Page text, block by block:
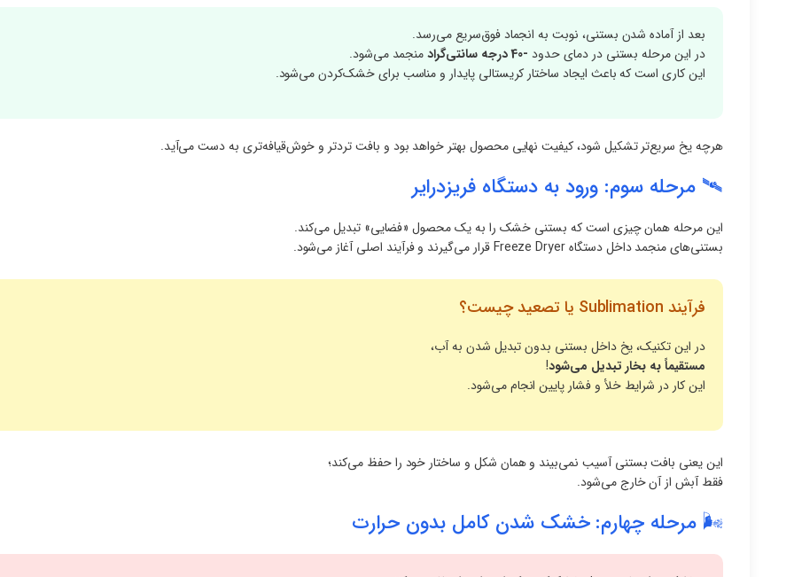
بعد از آماده شدن بستنی، نوبت به انجماد فوق‌سریع می‌رسد.
در این مرحله بستنی در دمای حدود -40 درجه سانتی‌گراد
منجمد می‌شود.
این کاری است که باعث ایجاد ساختار کریستالی پایدار و مناسب برای خشک‌کردن می‌شود.
هرچه یخ سریع‌تر تشکیل شود، کیفیت نهایی محصول بهتر خواهد بود و بافت تردتر و خوش‌قیافه‌تری به دست می‌آید.
🛰 مرحله سوم: ورود به دستگاه فریزدرایر
این مرحله همان چیزی است که بستنی خشک را به یک محصول «فضایی» تبدیل می‌کند.
بستنی‌های منجمد داخل دستگاه Freeze Dryer قرار می‌گیرند و فرآیند اصلی آغاز می‌شود.
فرآیند Sublimation یا تصعید چیست؟
در این تکنیک، یخ داخل بستنی بدون تبدیل شدن به آب،
مستقیماً به بخار تبدیل می‌شود!
این کار در شرایط خلأ و فشار پایین انجام می‌شود.
این یعنی بافت بستنی آسیب نمی‌بیند و همان شکل و ساختار خود را حفظ می‌کند؛
فقط آبش از آن خارج می‌شود.
🌬 مرحله چهارم: خشک شدن کامل بدون حرارت